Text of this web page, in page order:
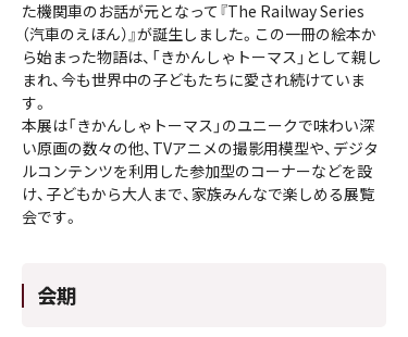
た機関車のお話が元となって『The Railway Series
（汽車のえほん）』が誕生しました。この一冊の絵本か
ら始まった物語は、「きかんしゃトーマス」として親し
まれ、今も世界中の子どもたちに愛され続けていま
す。
本展は「きかんしゃトーマス」のユニークで味わい深
い原画の数々の他、TVアニメの撮影用模型や、デジタ
ルコンテンツを利用した参加型のコーナーなどを設
け、子どもから大人まで、家族みんなで楽しめる展覧
会です。
会期